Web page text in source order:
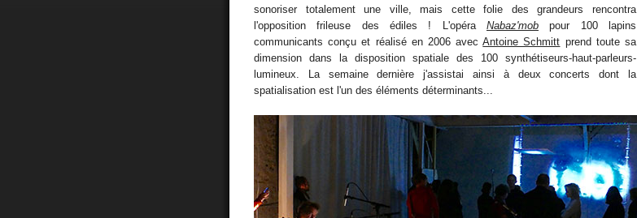
sonoriser totalement une ville, mais cette folie des grandeurs rencontra
l'opposition frileuse des édiles ! L'opéra Nabaz'mob pour 100 lapins
communicants conçu et réalisé en 2006 avecAntoine Schmitt prend toute sa
dimension dans la disposition spatiale des 100 synthétiseurs-haut-parleurs-
lumineux. La semaine dernière j'assistai ainsi à deux concerts dont la
spatialisation est l'un des éléments déterminants...